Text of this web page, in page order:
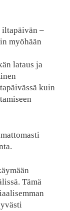
iltapäivän –
myöhään
lataus ja
kuin
Tämä